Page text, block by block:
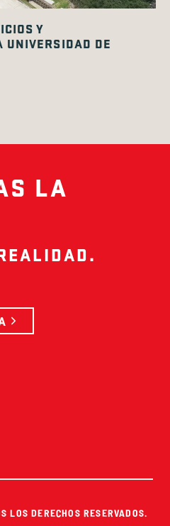
Y
UNIVERSIDAD DE
LA
DERECHOS RESERVADOS.